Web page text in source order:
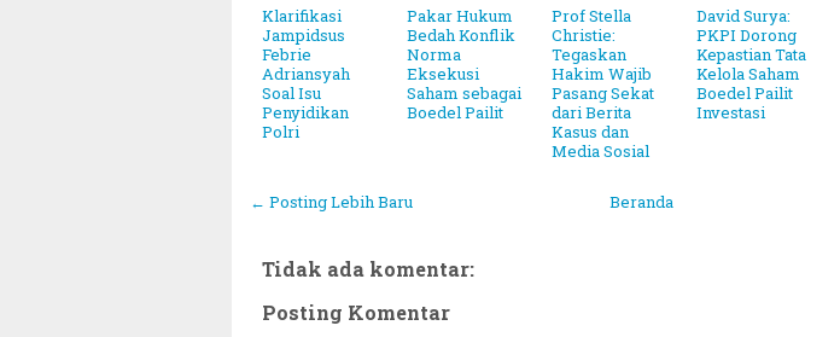
Klarifikasi
Jampidsus
Febrie
Adriansyah
Soal Isu
Penyidikan
Polri
Pakar Hukum
Bedah Konflik
Norma
Eksekusi
Saham sebagai
Boedel Pailit
Prof Stella
Christie:
Tegaskan
Hakim Wajib
Pasang Sekat
dari Berita
Kasus dan
Media Sosial
David Surya:
PKPI Dorong
Kepastian Tata
Kelola Saham
Boedel Pailit
Investasi
← Posting Lebih Baru Beranda
Tidak ada komentar:
Posting Komentar